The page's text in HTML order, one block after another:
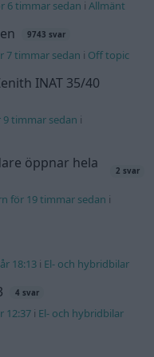
18:13
Igår 00:53
bråkar
20:54
till
4 svar
14:37
Back